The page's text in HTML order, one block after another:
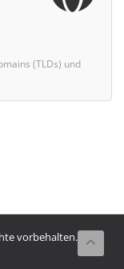
(TLDs) und
vorbehalten.